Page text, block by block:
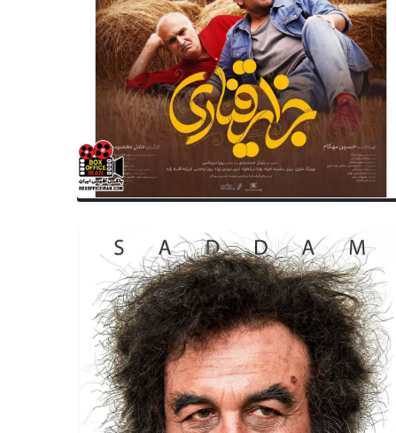
فیلم کوتاه
چهار فیلم کوتاه منتخب سینمای ایران
در سینماهای کرمانشاه
هنرمندان
پوشش مناقشه‌برانگیز نیکی
جشنواره برلین /عکس